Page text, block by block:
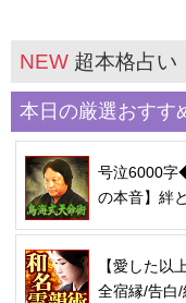
NEW 超本格占い
本日の厳選おすす
号泣6000字
の本音】絆
【愛した以
全宿縁/告白/